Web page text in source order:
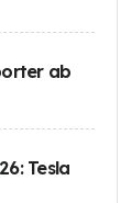
ab
Tesla